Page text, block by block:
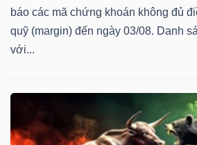
báo các mã chứng khoán không đủ
quỹ (margin) đến ngày 03/08. Danh
với...